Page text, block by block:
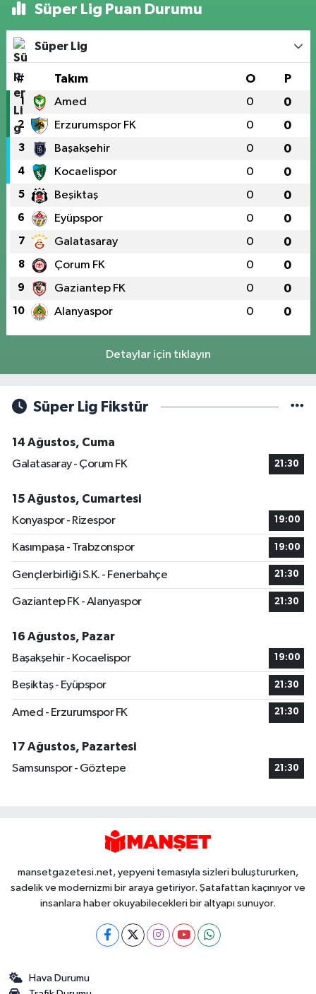
Süper Lig Puan Durumu
Süper Lig
# Takım O P
1 Amed 0 0
2 Erzurumspor FK 0 0
3 Başakşehir 0 0
4 Kocaelispor 0 0
5 Beşiktaş 0 0
6 Eyüpspor 0 0
7 Galatasaray 0 0
8 Çorum FK 0 0
9 Gaziantep FK 0 0
10 Alanyaspor 0 0
Detaylar için tıklayın
Süper Lig Fikstür
14 Ağustos, Cuma
Galatasaray - Çorum FK
21:30
15 Ağustos, Cumartesi
Konyaspor - Rizespor
19:00
Kasımpaşa - Trabzonspor 19:00
Gençlerbirliği S.K. - Fenerbahçe 21:30
Gaziantep FK - Alanyaspor 21:30
16 Ağustos, Pazar
Başakşehir - Kocaelispor
19:00
Beşiktaş - Eyüpspor 21:30
Amed - Erzurumspor FK 21:30
17 Ağustos, Pazartesi
Samsunspor - Göztepe
21:30
mansetgazetesi.net, yepyeni temasıyla sizleri buluştururken,
sadelik ve modernizmi bir araya getiriyor. Şatafattan kaçınıyor ve
insanlara haber okuyabilecekleri bir altyapı sunuyor.
Hava Durumu